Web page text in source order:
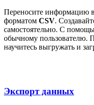
Переносите информацию
форматом CSV.
самостоятельно. С
обычному пользователю.
научитесь выгружать и
Экспорт данных